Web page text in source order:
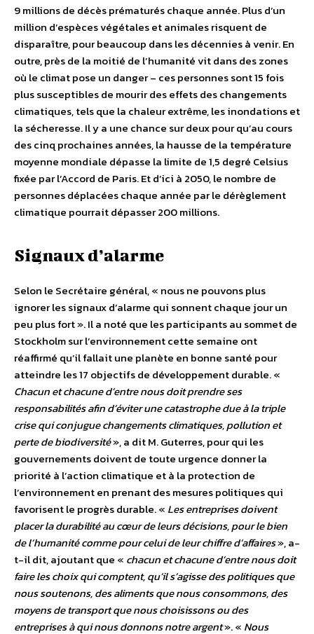
9 millions de décès prématurés chaque année. Plus d’un
million d’espèces végétales et animales risquent de
disparaître, pour beaucoup dans les décennies à venir. En
outre, près de la moitié de l’humanité vit dans des zones
où le climat pose un danger – ces personnes sont 15 fois
plus susceptibles de mourir des effets des changements
climatiques, tels que la chaleur extrême, les inondations et
la sécheresse. Il y a une chance sur deux pour qu’au cours
des cinq prochaines années, la hausse de la température
moyenne mondiale dépasse la limite de 1,5 degré Celsius
fixée par l’Accord de Paris. Et d’ici à 2050, le nombre de
personnes déplacées chaque année par le dérèglement
climatique pourrait dépasser 200 millions.
Signaux d’alarme
Selon le Secrétaire général, « nous ne pouvons plus
ignorer les signaux d’alarme qui sonnent chaque jour un
peu plus fort ». Il a noté que les participants au sommet de
Stockholm sur l’environnement cette semaine ont
réaffirmé qu’il fallait une planète en bonne santé pour
atteindre les 17 objectifs de développement durable. «
Chacun et chacune d’entre nous doit prendre ses
responsabilités afin d’éviter une catastrophe due à la triple
crise qui conjugue changements climatiques, pollution et
perte de biodiversité», a dit M. Guterres, pour qui les
gouvernements doivent de toute urgence donner la
priorité à l’action climatique et à la protection de
l’environnement en prenant des mesures politiques qui
favorisent le progrès durable. « Les entreprises doivent
placer la durabilité au cœur de leurs décisions, pour le bien
de l’humanité comme pour celui de leur chiffre d’affaires», a-
t-il dit, ajoutant que « chacun et chacune d’entre nous doit
faire les choix qui comptent, qu’il s’agisse des politiques que
nous soutenons, des aliments que nous consommons, des
moyens de transport que nous choisissons ou des
entreprises à qui nous donnons notre argent». « Nous